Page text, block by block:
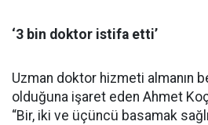
‘3 bin doktor istifa etti’
Uzman doktor hizmeti almanın
olduğuna işaret eden Ahmet
“Bir, iki ve üçüncü basamak